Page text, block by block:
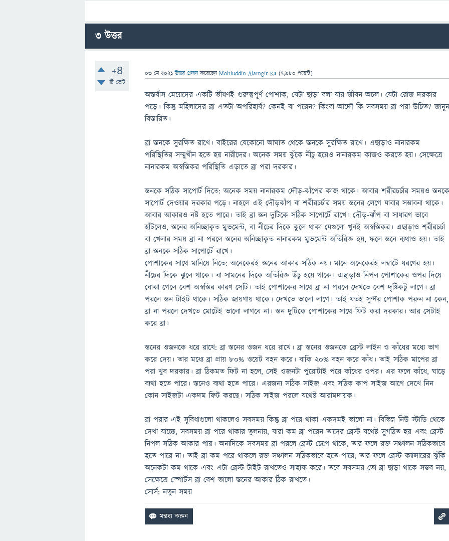
3উত্তর
+4
টি ভোট
03 মে 2021 উত্তর প্রদান করেছেনMohiuddin Alamgir Ka (7,980 পয়েন্ট)
অন্তর্বাস মেয়েদের একটি ভীষণই গুরুত্বপূর্ণ পোশাক, যেটা ছাড়া বলা যায় জীবন অচল। যেটা রোজ দরকার
পড়ে। কিন্তু মহিলাদের ব্রা এতটা অপরিহার্য? কেনই বা পরেন? কিংবা আদৌ কি সবসময় ব্রা পরা উচিত?
বিস্তারিত।
ব্রা স্তনকে সুরক্ষিত রাখে। বাইরের যেকোনো আঘাত থেকে স্তনকে সুরক্ষিত রাখে। এছাড়াও নানারকম
পরিস্থিতির সম্মুখীন হতে হয় নারীদের। অনেক সময় ঝুঁকে নীচু হয়েও নানারকম কাজও করতে হয়। সেক্ষেত্রে
নানারকম অস্বস্তিকর পরিস্থিতি এড়াতে ব্রা পরা দরকার।
স্তনকে সঠিক সাপোর্ট দিতে: অনেক সময় নানারকম দৌড়-ঝাঁপের কাজ থাকে। আবার শরীরচর্চার সময়ও
সাপোর্ট দেওয়ার দরকার পড়ে। নাহলে এই দৌড়ঝাঁপ বা শরীরচর্চার সময় স্তনের লেগে যাবার সম্ভাবনা থাকে।
আবার আকারও নষ্ট হতে পারে। তাই ব্রা স্তন দুটিকে সঠিক সাপোর্টে রাখে। দৌড়-ঝাঁপ বা সাধারণ ভাবে
হাঁটলেও, স্তনের অনিচ্ছাকৃত মুভমেন্ট, বা নীচের দিকে ঝুলে থাকা যেগুলো খুবই অস্বস্তিকর। এছাড়াও শরীরচর্চা
বা খেলার সময় ব্রা না পরলে স্তনের অনিচ্ছাকৃত নানারকম মুভমেন্ট অতিরিক্ত হয়, ফলে স্তনে ব্যথাও হয়। তাই
ব্রা স্তনকে সঠিক সাপোর্টে রাখে।
পোশাকের সাথে মানিয়ে নিতে: অনেকেরই স্তনের আকার সঠিক নয়। মানে অনেকেরই লম্বাটে ধরণের হয়।
নীচের দিকে ঝুলে থাকে। বা সামনের দিকে অতিরিক্ত উঁচু হয়ে থাকে। এছাড়াও নিপল পোশাকের ওপর দিয়ে
বোঝা গেলে বেশ অস্বস্তির কারণ সেটি। তাই পোশাকের সাথে ব্রা না পরলে দেখতে বেশ দৃষ্টিকটু লাগে। ব্রা
পরলে স্তন টাইট থাকে। সঠিক জায়গায় থাকে। দেখতে ভালো লাগে। তাই যতই সুন্দর পোশাক পরুন না কেন,
ব্রা না পরলে দেখতে মোটেই ভালো লাগবে না। স্তন দুটিকে পোশাকের সাথে ফিট করা দরকার। আর সেটাই
করে ব্রা।
স্তনের ওজনকে ধরে রাখে: ব্রা স্তনের ওজন ধরে রাখে। ব্রা স্তনের ওজনকে ব্রেস্ট লাইন ও কাঁধের মধ্যে ভাগ
করে দেয়। তার মধ্যে ব্রা প্রায় ৮০% ওয়েট বহন করে। বাকি ২০% বহন করে কাঁধ। তাই সঠিক মাপের ব্রা
পরা খুব দরকার। ব্রা ঠিকমত ফিট না হলে, সেই ওজনটা পুরোটাই পরে কাঁধের ওপর। এর ফলে কাঁধে, ঘাড়ে
ব্যথা হতে পারে। স্তনেও ব্যথা হতে পারে। এরজন্য সঠিক সাইজ এবং সঠিক কাপ সাইজ আগে দেখে নিন
কোন সাইজটা একদম ফিট করছে। সঠিক সাইজ পরলে যথেষ্ট আরামদায়ক।
ব্রা পরার এই সুবিধাগুলো থাকলেও সবসময় কিন্তু ব্রা পরে থাকা একদমই ভালো না। বিভিন্ন নিউ স্টাডি থেকে
দেখা যাচ্ছে, সবসময় ব্রা পরে থাকার তুলনায়, যারা কম ব্রা পরেন তাদের ব্রেস্ট যথেষ্ট সুগঠিত হয় এবং ব্রেস্ট
নিপল সঠিক আকার পায়। অন্যদিকে সবসময় ব্রা পরলে ব্রেস্ট চেপে থাকে, তার ফলে রক্ত সঞ্চালন সঠিকভাবে
হতে পারে না। তাই ব্রা কম পরে থাকলে রক্ত সঞ্চালন সঠিকভাবে হতে পারে, তার ফলে ব্রেস্ট ক্যান্সারের ঝুঁকি
অনেকটা কম থাকে এবং এটা ব্রেস্ট টাইট রাখতেও সাহায্য করে। তবে সবসময় তো ব্রা ছাড়া থাকে সম্ভব নয়,
সেক্ষেত্রে স্পোর্টস ব্রা বেশ ভালো স্তনের আকার ঠিক রাখতে।
সোর্স: নতুন সময়